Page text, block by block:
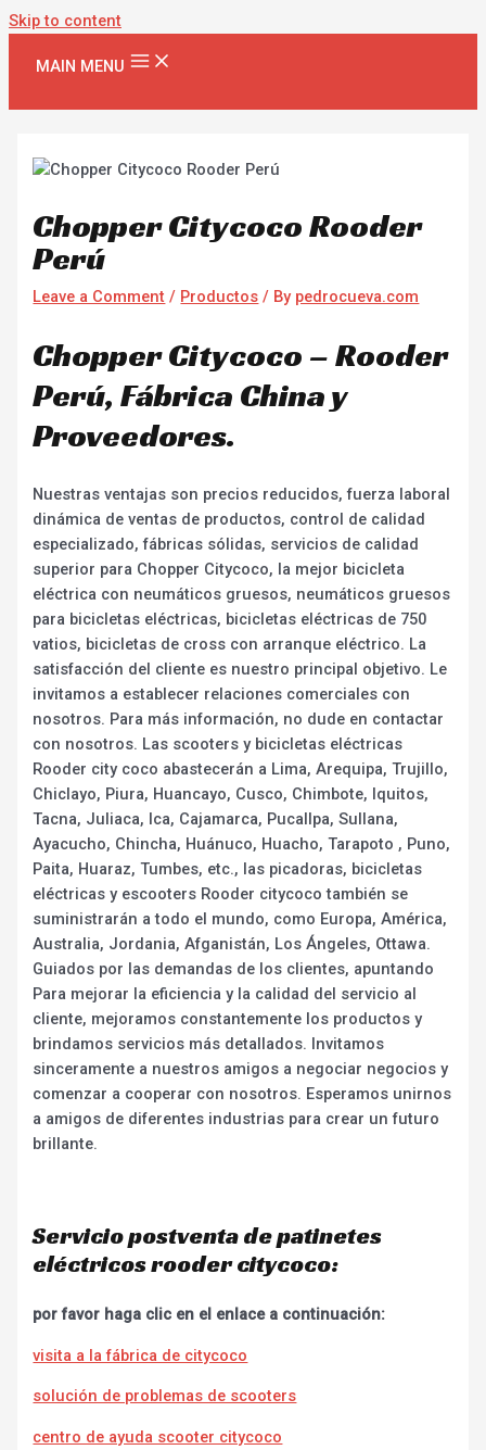
Skip to content
MAIN MENU
Chopper Citycoco Rooder
Perú
Leave a Comment / Productos / By pedrocueva.com
Chopper Citycoco – Rooder
Perú, Fábrica China y
Proveedores.
Nuestras ventajas son precios reducidos, fuerza laboral
dinámica de ventas de productos, control de calidad
especializado, fábricas sólidas, servicios de calidad
superior para Chopper Citycoco, la mejor bicicleta
eléctrica con neumáticos gruesos, neumáticos gruesos
para bicicletas eléctricas, bicicletas eléctricas de 750
vatios, bicicletas de cross con arranque eléctrico. La
satisfacción del cliente es nuestro principal objetivo. Le
invitamos a establecer relaciones comerciales con
nosotros. Para más información, no dude en contactar
con nosotros. Las scooters y bicicletas eléctricas
Rooder city coco abastecerán a Lima, Arequipa, Trujillo,
Chiclayo, Piura, Huancayo, Cusco, Chimbote, Iquitos,
Tacna, Juliaca, Ica, Cajamarca, Pucallpa, Sullana,
Ayacucho, Chincha, Huánuco, Huacho, Tarapoto , Puno,
Paita, Huaraz, Tumbes, etc., las picadoras, bicicletas
eléctricas y escooters Rooder citycoco también se
suministrarán a todo el mundo, como Europa, América,
Australia, Jordania, Afganistán, Los Ángeles, Ottawa.
Guiados por las demandas de los clientes, apuntando
Para mejorar la eficiencia y la calidad del servicio al
cliente, mejoramos constantemente los productos y
brindamos servicios más detallados. Invitamos
sinceramente a nuestros amigos a negociar negocios y
comenzar a cooperar con nosotros. Esperamos unirnos
a amigos de diferentes industrias para crear un futuro
brillante.
Servicio postventa de patinetes
eléctricos rooder citycoco:
por favor haga clic en el enlace a continuación:
visita a la fábrica de citycoco
solución de problemas de scooters
centro de ayuda scooter citycoco